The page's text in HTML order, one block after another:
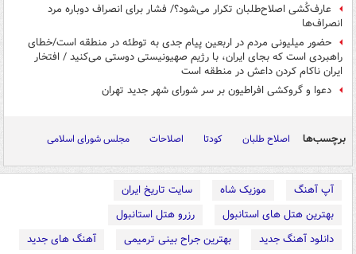
عارف‌کُشی اصلاح‌طلبان تکرار می‌شود؟/ فشار برای انصراف دوباره مرد
انصراف‌ها
حضور میلیونی مردم در اربعین پیام جدی به توطئه در منطقه است/خطای
راهبردی است که بجای ایران، با رژیم صهیونیستی دوستی می‌کنید / افتخار
ایران ناکام کردن داعش در منطقه است
دعوا و گروکشی افراطیون بر سر شورای شهر جدید تهران
برچسب‌ها اصلاح طلبان کودتا اصلاحات مجلس شورای اسلامی
آپ آهنگ موزیک شاه
سایت تاریخ ایران
بهترین هتل های استانبول
رزرو هتل استانبول
دانلود آهنگ جدید
بهترین جراح بینی ترمیمی
آهنگ های جدید